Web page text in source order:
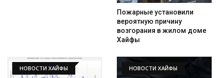
Пожарные установили
вероятную причину
возгорания в жилом доме
Хайфы
НОВОСТИ ХАЙФЫ НОВОСТИ ХАЙФЫ